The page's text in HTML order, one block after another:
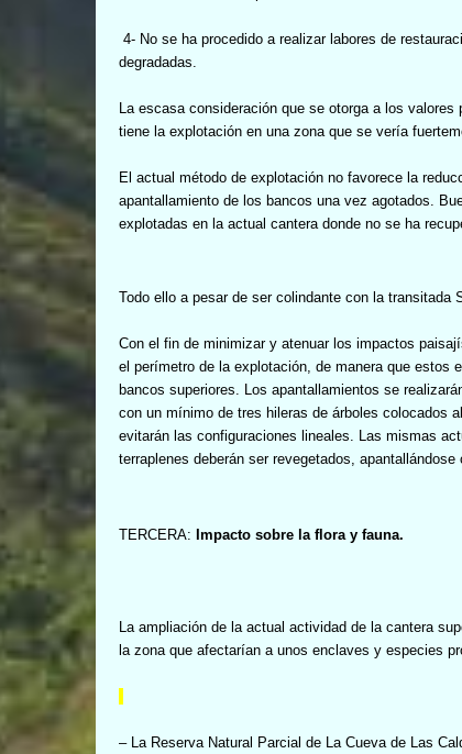
4- No se ha procedido a realizar labores de
degradadas.
La escasa consideración que se otorga a los
tiene la explotación en una zona que se vería
El actual método de explotación no favorece la
apantallamiento de los bancos una vez agotados.
explotadas en la actual cantera donde no se ha
Todo ello a pesar de ser colindante con la transitada
Con el fin de minimizar y atenuar los impactos
el perímetro de la explotación, de manera que estos
bancos superiores. Los apantallamientos se
con un mínimo de tres hileras de árboles colocados
evitarán las configuraciones lineales. Las mismas
terraplenes deberán ser revegetados,
TERCERA: Impacto sobre la flora y fauna.
La ampliación de la actual actividad de la cantera
la zona que afectarían a unos enclaves y especies
– La Reserva Natural Parcial de La Cueva de Las